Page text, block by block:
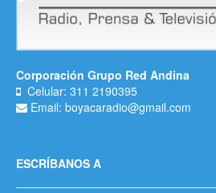
Corporación Grupo Red Andina
Celular: 311 2190395
Email: boyacaradio@gmail.com
ESCRÍBANOS A